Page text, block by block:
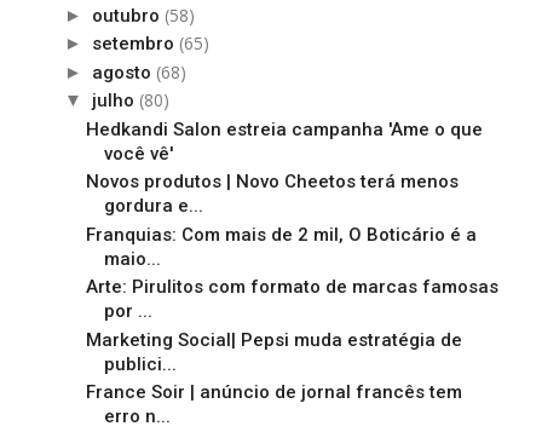
► outubro (58)
► setembro (65)
► agosto (68)
▼ julho (80)
Hedkandi Salon estreia campanha 'Ame o que
você vê'
Novos produtos | Novo Cheetos terá menos
gordura e...
Franquias: Com mais de 2 mil, O Boticário é a
maio...
Arte: Pirulitos com formato de marcas famosas
por ...
Marketing Social| Pepsi muda estratégia de
publici...
France Soir | anúncio de jornal francês tem
erro n...